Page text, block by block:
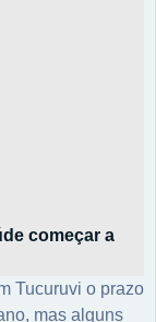
começar a
Tucuruvi o prazo
mas alguns